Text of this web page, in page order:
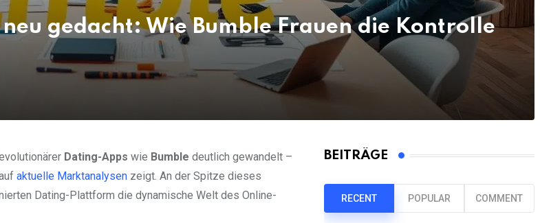
gedacht: Wie Bumble Frauen die Kontrolle
Dating-Apps wie Bumble deutlich gewandelt –
aktuelle Marktanalysen zeigt. An der Spitze dieses
Dating-Plattform die dynamische Welt des Online-
BEITRÄGE
RECENT POPULAR COMMENT